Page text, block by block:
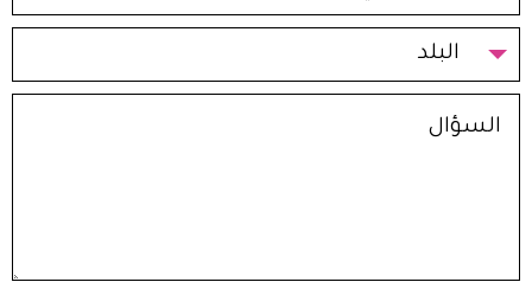
البلد